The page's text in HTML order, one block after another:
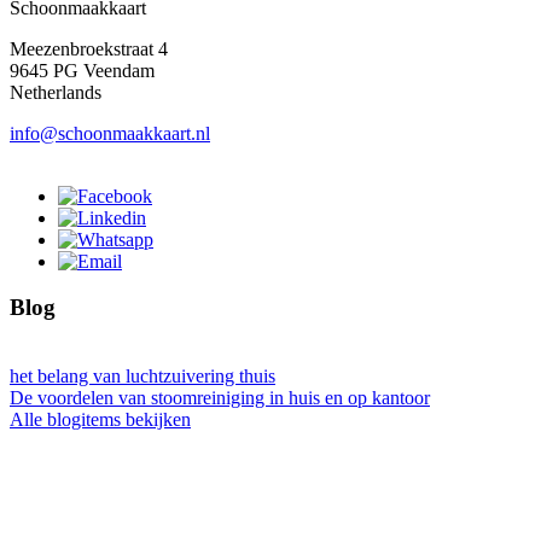
Schoonmaakkaart
Meezenbroekstraat 4
9645 PG Veendam
Netherlands
info@schoonmaakkaart.nl
Blog
het belang van luchtzuivering thuis
De voordelen van stoomreiniging in huis en op kantoor
Alle blogitems bekijken